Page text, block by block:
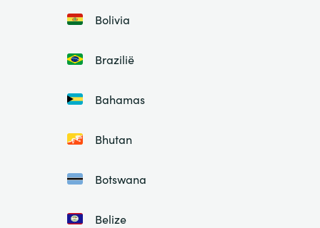
Bolivia
Brazilië
Bahamas
Bhutan
Botswana
Belize